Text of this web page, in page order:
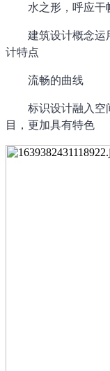
水之形，呼应干
建筑设计概念运
计特点
流畅的曲线
标识设计融入空
目，更加具有特色